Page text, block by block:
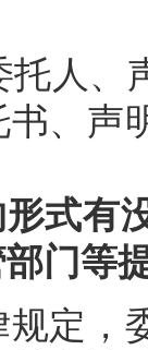
托人、
、声
式有
门等
定，